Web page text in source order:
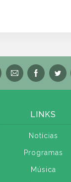
LINKS
Notícias
Programas
Música